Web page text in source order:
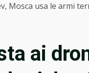
Mosca usa le armi
ai